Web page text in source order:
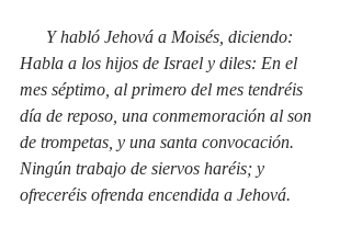
Habla a los hijos de Israel y diles: En el
mes séptimo, al primero del mes tendréis
día de reposo, una conmemoración al son
de trompetas, y una santa convocación.
Ningún trabajo de siervos haréis; y
ofreceréis ofrenda encendida a Jehová.